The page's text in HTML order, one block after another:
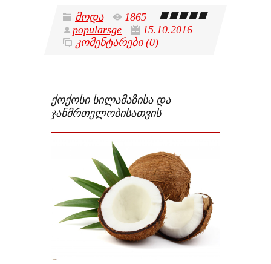
მოდა
1865
popularsge
15.10.2016
კომენტარები (0)
ᲥᲝᲥᲝᲡᲘ ᲡᲘᲚᲐᲛᲐᲖᲘᲡᲐ ᲓᲐ
ᲯᲐᲜᲛᲠᲗᲔᲚᲝᲑᲘᲡᲐᲗᲕᲘᲡ